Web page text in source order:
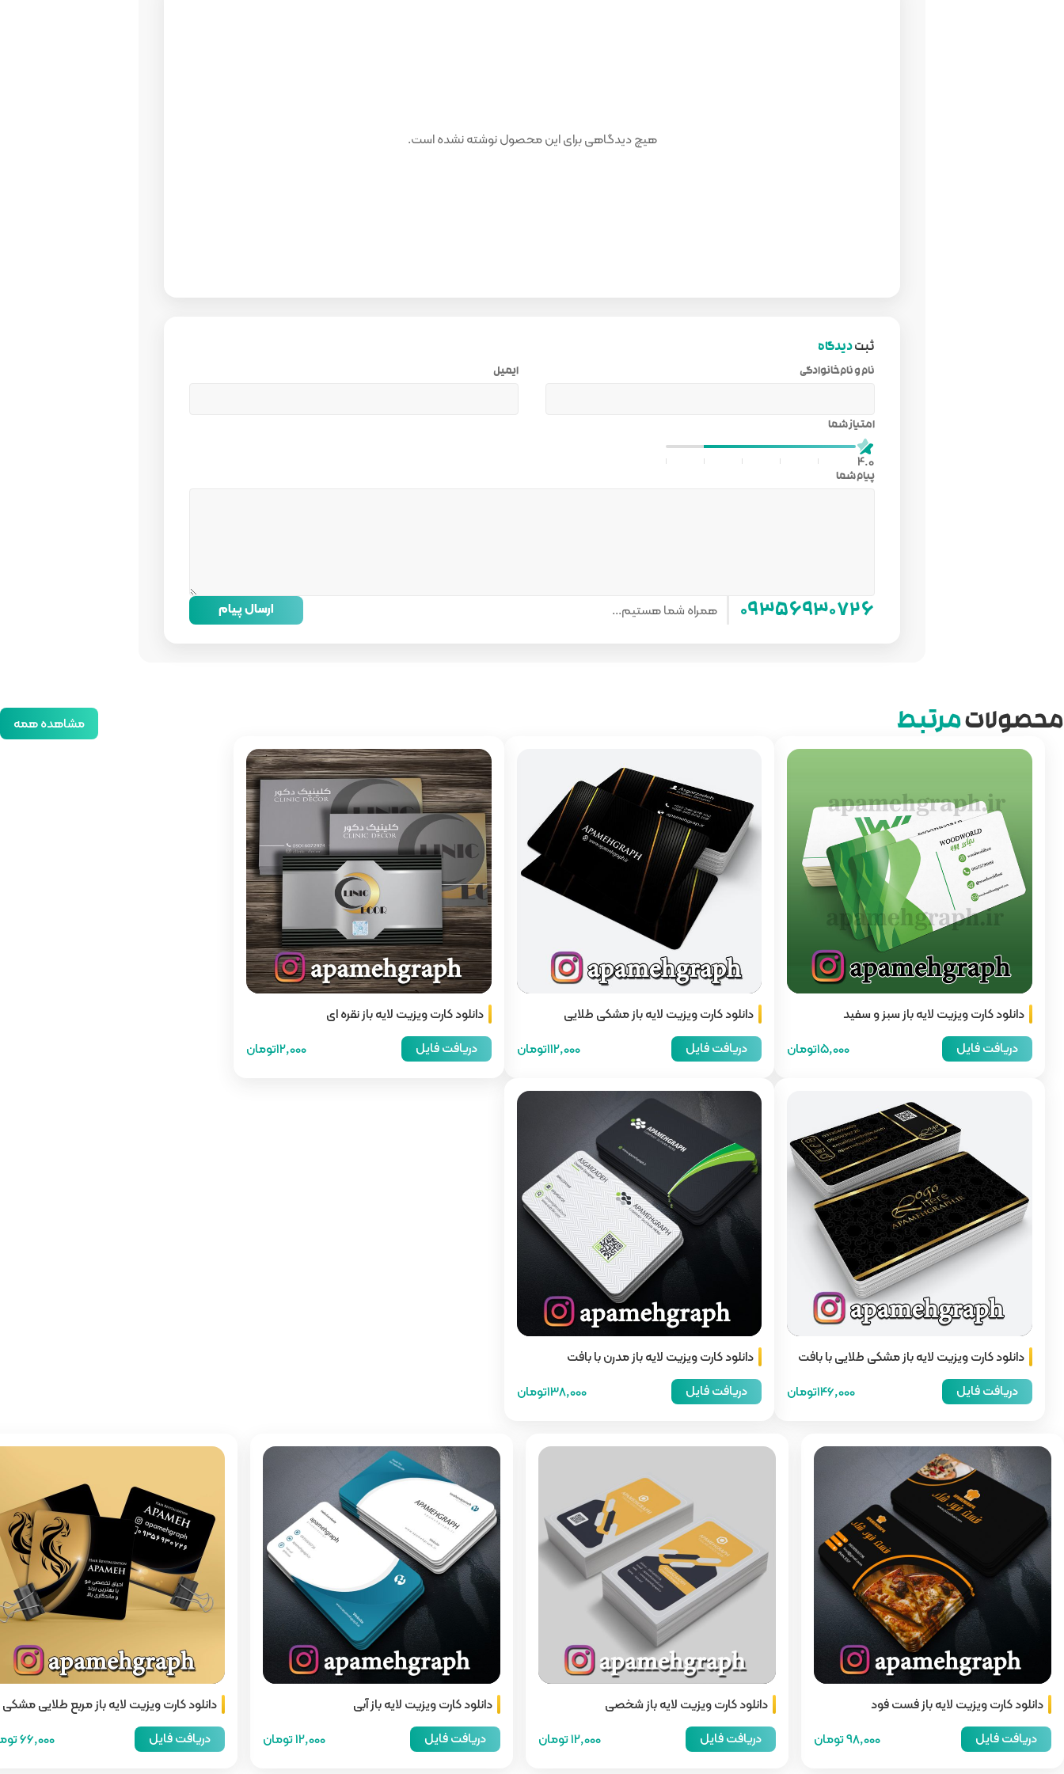
هیچ دیدگاهی برای این محصول نوشته نشده است.
ثبتدیدگاه
امتیاز شما
4.0
پیام شما
نام و نام‌خانوادگی ایمیل
۰۹۳۵۶۹۳۰۷۲۶ همراه شما هستیم... ارسال پیام
محصولاتمرتبط مشاهده همه
دانلود کارت ویزیت لایه باز سبز و سفید
دریافت فایل
15,000تومان
دانلود کارت ویزیت لایه باز مشکی طلایی
دریافت فایل
112,000تومان
دانلود کارت ویزیت لایه باز نقره ای
دریافت فایل
12,000تومان
دانلود کارت ویزیت لایه باز مشکی طلایی با بافت
دریافت فایل
146,000تومان
دانلود کارت ویزیت لایه باز مدرن با بافت
دریافت فایل
138,000تومان
دانلود کارت ویزیت لایه باز فست فود
دریافت فایل
98,000 تومان
دانلود کارت ویزیت لایه باز شخصی
دریافت فایل
12,000 تومان
دانلود کارت ویزیت لایه باز آبی
دریافت فایل
12,000 تومان
دانلود کارت ویزیت لایه باز مربع طلایی مشکی
سالن زیبایی
دریافت فایل 66,000 تومان